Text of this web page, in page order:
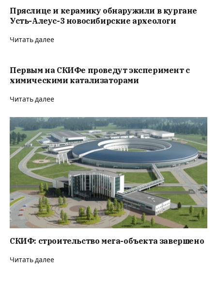
Пряслице и керамику обнаружили в кургане
Усть-Алеус-3 новосибирские археологи
Читать далее
Первым на СКИФе проведут эксперимент с
химическими катализаторами
Читать далее
СКИФ: строительство мега-объекта завершено
Читать далее